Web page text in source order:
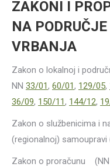
ZAKONI I
NA
VRBANJA
Zakon o lokalnoj i
NN 33/01, 60/01, 129/05,
36/09, 150/11, 144/12,
Zakon o službenicima i
(regionalnoj) samoupravi
Zakon o proračunu (NN